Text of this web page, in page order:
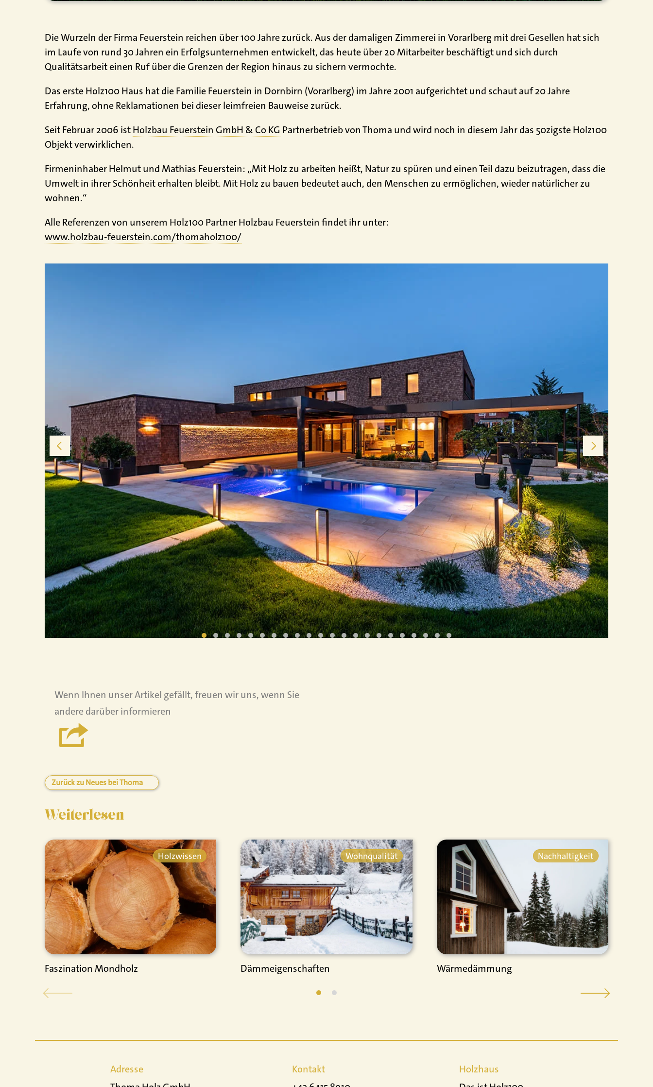
Die Wurzeln der Firma Feuerstein reichen über 100 Jahre zurück. Aus der damaligen Zimmerei in Vorarlberg mit drei Gesellen hat sich
im Laufe von rund 30 Jahren ein Erfolgsunternehmen entwickelt, das heute über 20 Mitarbeiter beschäftigt und sich durch
Qualitätsarbeit einen Ruf über die Grenzen der Region hinaus zu sichern vermochte.
Das erste Holz100 Haus hat die Familie Feuerstein in Dornbirn (Vorarlberg) im Jahre 2001 aufgerichtet und schaut auf 20 Jahre
Erfahrung, ohne Reklamationen bei dieser leimfreien Bauweise zurück.
Seit Februar 2006 istHolzbau Feuerstein GmbH & Co KG Partnerbetrieb von Thoma und wird noch in diesem Jahr das 50zigste Holz100
Objekt verwirklichen.
Firmeninhaber Helmut und Mathias Feuerstein: „Mit Holz zu arbeiten heißt, Natur zu spüren und einen Teil dazu beizutragen, dass die
Umwelt in ihrer Schönheit erhalten bleibt. Mit Holz zu bauen bedeutet auch, den Menschen zu ermöglichen, wieder natürlicher zu
wohnen.“
Alle Referenzen von unserem Holz100 Partner Holzbau Feuerstein findet ihr unter:
www.holzbau-feuerstein.com/thomaholz100/
Wenn Ihnen unser Artikel gefällt, freuen wir uns, wenn Sie
andere darüber informieren
Zurück zu Neues bei Thoma
Weiterlesen
Holzwissen
Faszination Mondholz
Wohnqualität
Dämmeigenschaften
Nachhaltigkeit
Wärmedämmung
Adresse
Kontakt
Holzhaus